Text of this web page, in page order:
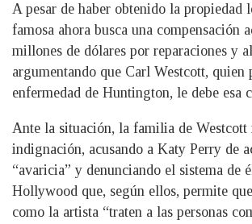
A pesar de haber obtenido la propiedad
famosa ahora busca una compensación
millones de dólares por reparaciones y
argumentando que Carl Westcott, quien
enfermedad de Huntington, le debe esa
Ante la situación, la familia de Westcott
indignación, acusando a Katy Perry de
“avaricia” y denunciando el sistema de
Hollywood que, según ellos, permite
como la artista “traten a las personas